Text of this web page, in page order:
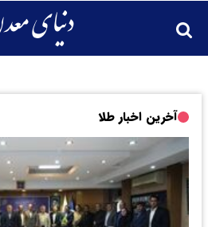
آخرین اخبار طلا